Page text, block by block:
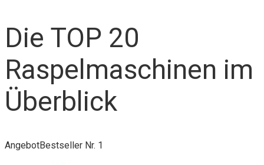
Die TOP 20
Raspelmaschinen im
Überblick
AngebotBestseller Nr. 1